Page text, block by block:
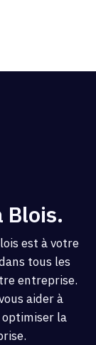
Blois.
est à votre
tous les
entreprise.
aider à
la